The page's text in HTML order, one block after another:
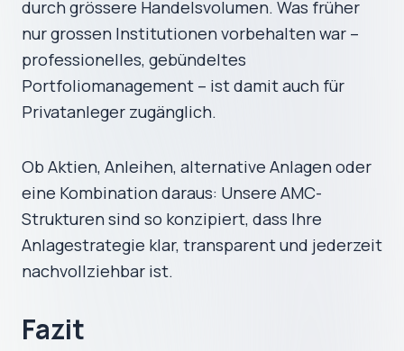
durch grössere Handelsvolumen. Was früher
nur grossen Institutionen vorbehalten war –
professionelles, gebündeltes
Portfoliomanagement – ist damit auch für
Privatanleger zugänglich.
Ob Aktien, Anleihen, alternative Anlagen oder
eine Kombination daraus: Unsere AMC-
Strukturen sind so konzipiert, dass Ihre
Anlagestrategie klar, transparent und jederzeit
nachvollziehbar ist.
Fazit